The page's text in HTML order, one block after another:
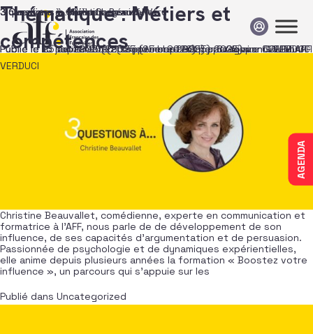
Passer au contenu
AGENDA
Thématique :Métiers et
compétences
3 Questions à Christine Beauvallet
Publié le15 janvier 2026(15 janvier 2026)par Stagiaire COMM AFF
Christine Beauvallet, comédienne, experte en communication et
formatrice à l’AFF, nous parle de de développement de son
influence, de ses capacités d’argumentation et de persuasion.
Passionnée de psychologie et de dynamiques expérientielles,
elle anime depuis plusieurs années la formation « Boostez votre
influence », un parcours qui s’appuie sur les
Publié dans Uncategorized
3 Questions à… Leïla Loussaief-Ward
Publié le10 septembre 2025(25 septembre 2025)par Giovanni
VERDUCI
3 questions à… Aline Carré
Publié le15 mai 2025(25 septembre 2025)par Giovanni VERDUCI
3 questions à… Céline Legrand
Publié le25 avril 2025(25 septembre 2025)par Giovanni VERDUCI